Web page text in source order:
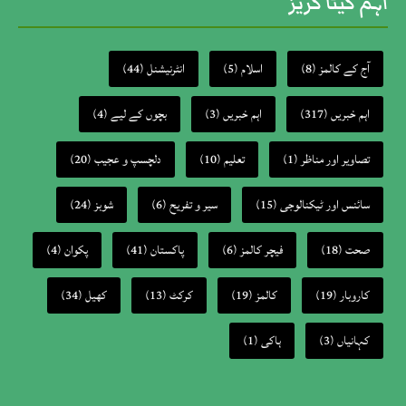
آج کے کالمز(8) اسلام(5) انٹرنیشنل(44)
اہم خبریں(317) اہم خبریں(3) بچوں کے لیے(4)
تصاویر اور مناظر(1) تعلیم(10) دلچسپ و عجیب(20)
سائنس اور ٹیکنالوجی(15) سیر و تفریح(6) شوبز(24)
صحت(18) فیچر کالمز(6) پاکستان(41) پکوان(4)
کاروبار(19) کالمز(19) کرکٹ(13) کھیل(34)
کہانیاں(3) ہاکی(1)